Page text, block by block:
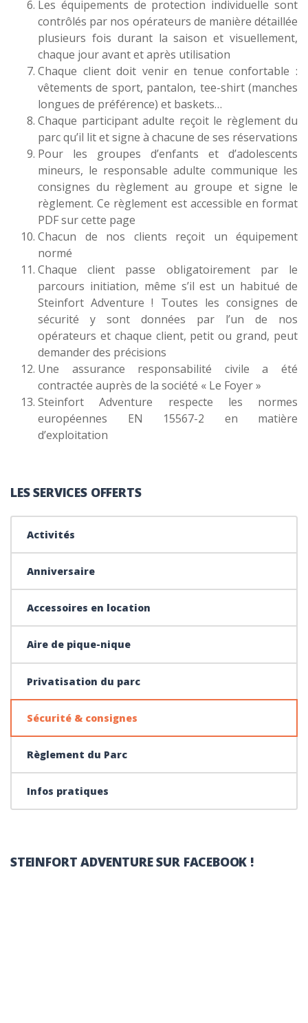
Les équipements de protection individuelle sont
contrôlés par nos opérateurs de manière détaillée
plusieurs fois durant la saison et visuellement,
chaque jour avant et après utilisation
Chaque client doit venir en tenue confortable :
vêtements de sport, pantalon, tee-shirt (manches
longues de préférence) et baskets…
Chaque participant adulte reçoit le règlement du
parc qu’il lit et signe à chacune de ses réservations
Pour les groupes d’enfants et d’adolescents
mineurs, le responsable adulte communique les
consignes du règlement au groupe et signe le
règlement. Ce règlement est accessible en format
PDF sur cette page
Chacun de nos clients reçoit un équipement
normé
Chaque client passe obligatoirement par le
parcours initiation, même s’il est un habitué de
Steinfort Adventure ! Toutes les consignes de
sécurité y sont données par l’un de nos
opérateurs et chaque client, petit ou grand, peut
demander des précisions
Une assurance responsabilité civile a été
contractée auprès de la société « Le Foyer »
Steinfort Adventure respecte les normes
européennes EN 15567-2 en matière
d’exploitation
LES SERVICES OFFERTS
Activités
Anniversaire
Accessoires en location
Aire de pique-nique
Privatisation du parc
Sécurité & consignes
Règlement du Parc
Infos pratiques
STEINFORT ADVENTURE SUR FACEBOOK !